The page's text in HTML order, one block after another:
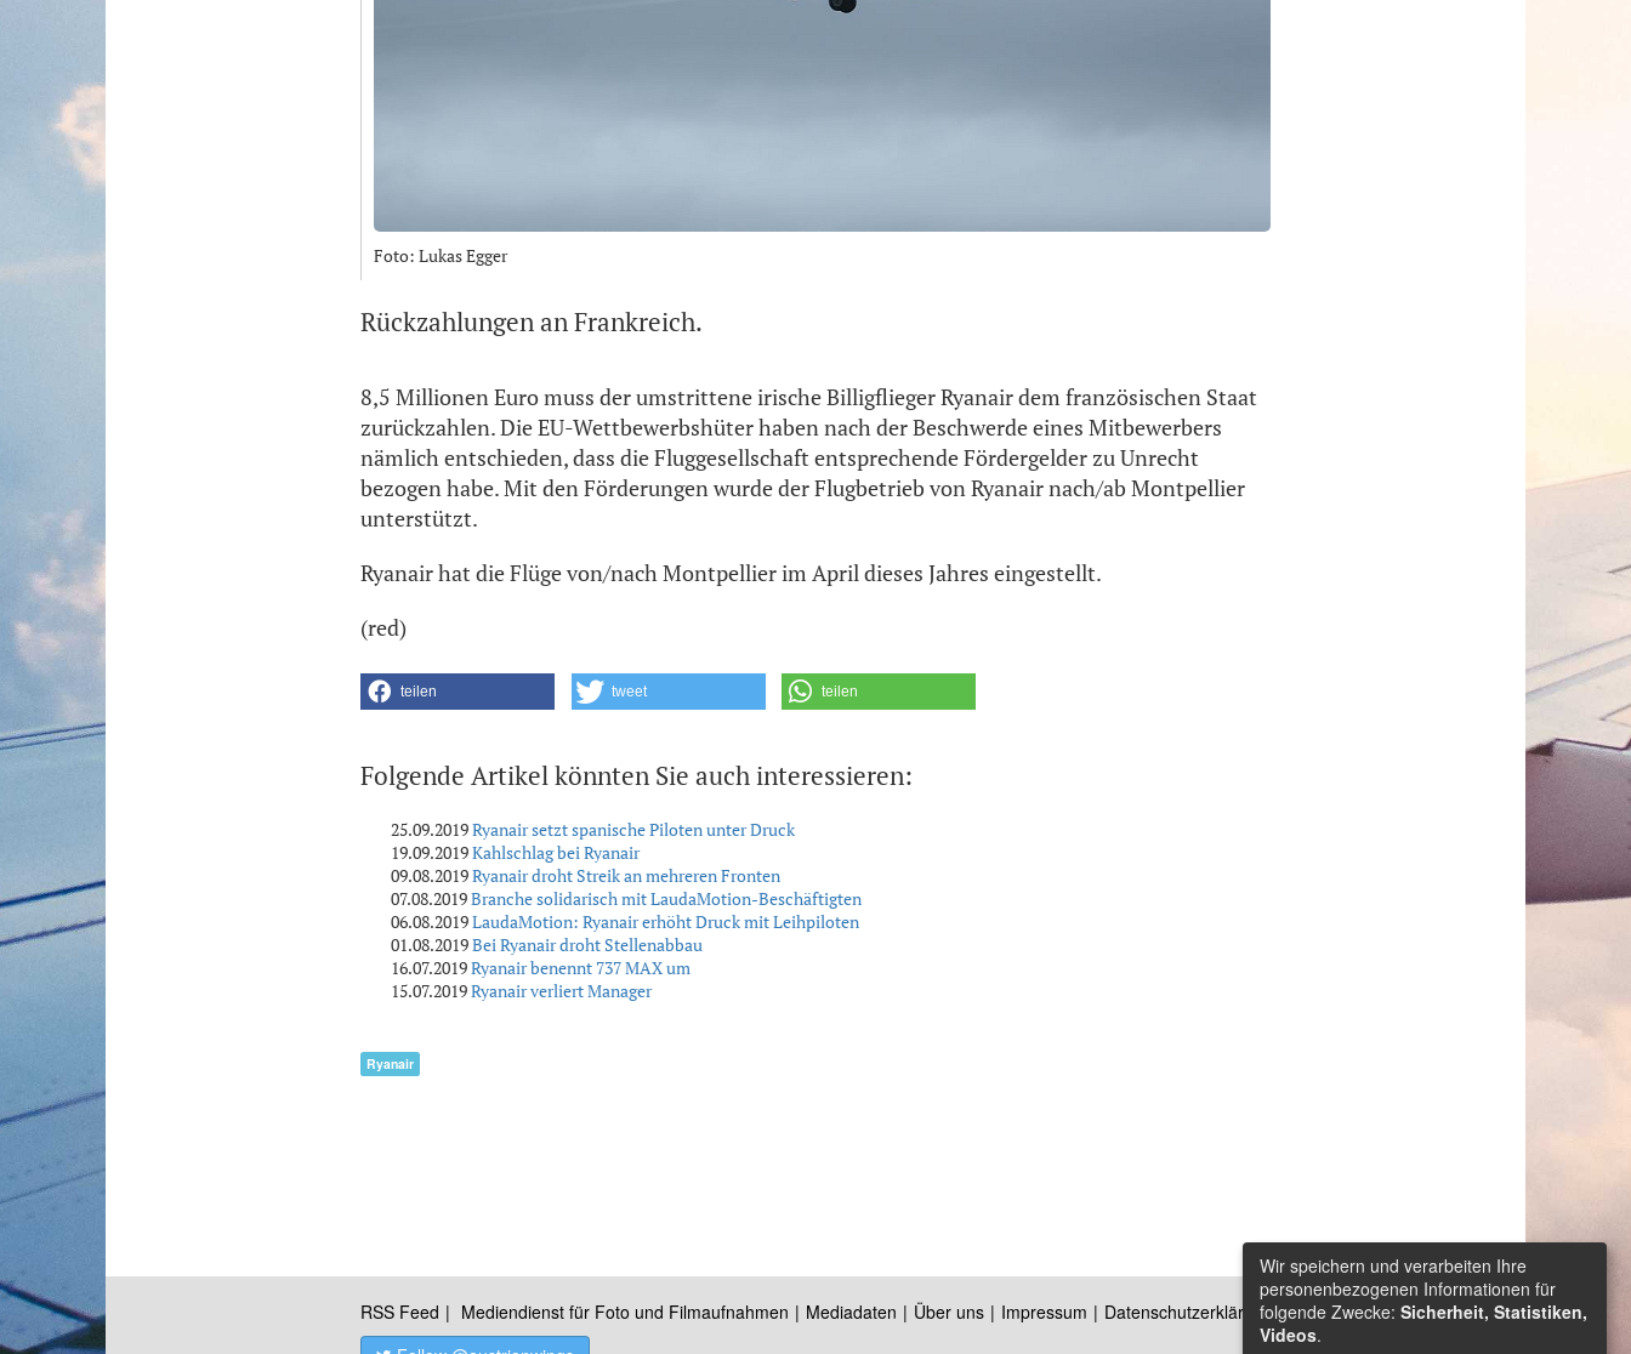
Foto: Lukas Egger
Rückzahlungen an Frankreich.
8,5 Millionen Euro muss der umstrittene irische Billigflieger Ryanair dem französischen Staat
zurückzahlen. Die EU-Wettbewerbshüter haben nach der Beschwerde eines Mitbewerbers
nämlich entschieden, dass die Fluggesellschaft entsprechende Fördergelder zu Unrecht
bezogen habe. Mit den Förderungen wurde der Flugbetrieb von Ryanair nach/ab Montpellier
unterstützt.
Ryanair hat die Flüge von/nach Montpellier im April dieses Jahres eingestellt.
(red)
teilen tweet teilen
Folgende Artikel könnten Sie auch interessieren:
25.09.2019Ryanair setzt spanische Piloten unter Druck
19.09.2019Kahlschlag bei Ryanair
09.08.2019Ryanair droht Streik an mehreren Fronten
07.08.2019Branche solidarisch mit LaudaMotion-Beschäftigten
06.08.2019LaudaMotion: Ryanair erhöht Druck mit Leihpiloten
01.08.2019Bei Ryanair droht Stellenabbau
16.07.2019Ryanair benennt 737 MAX um
15.07.2019Ryanair verliert Manager
Ryanair
RSS Feed Mediendienst für Foto und Filmaufnahmen Mediadaten Über uns Impressum Datenschutzerklärung
Kontakt
Wir speichern und verarbeiten Ihre
personenbezogenen Informationen für
folgende Zwecke: Sicherheit, Statistiken,
Videos.